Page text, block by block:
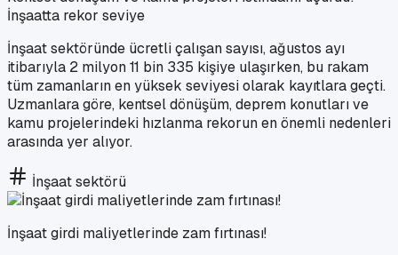
İnşaatta rekor seviye
İnşaat sektöründe ücretli çalışan sayısı, ağustos ayı
itibarıyla 2 milyon 11 bin 335 kişiye ulaşırken, bu rakam
tüm zamanların en yüksek seviyesi olarak kayıtlara geçti.
Uzmanlara göre, kentsel dönüşüm, deprem konutları ve
kamu projelerindeki hızlanma rekorun en önemli nedenleri
arasında yer alıyor.
İnşaat sektörü
İnşaat girdi maliyetlerinde zam fırtınası!